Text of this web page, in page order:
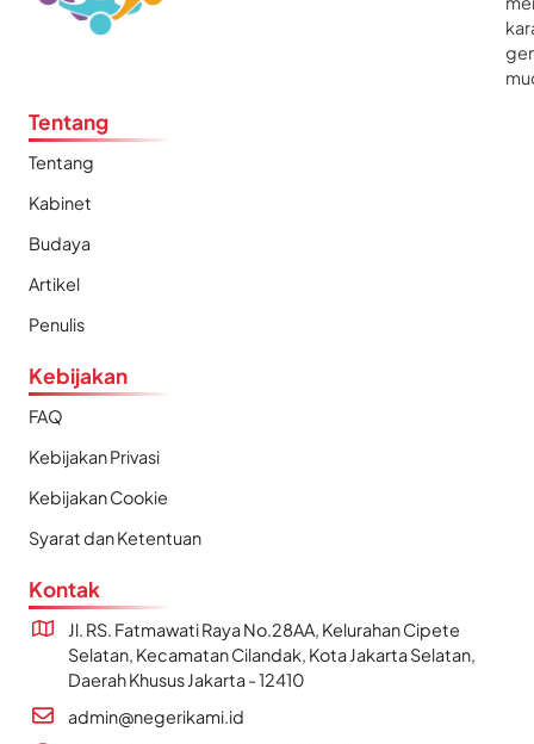
Tentang
Tentang
Kabinet
Budaya
Artikel
Penulis
Kebijakan
FAQ
Kebijakan Privasi
Kebijakan Cookie
Syarat dan Ketentuan
Kontak
Jl. RS. Fatmawati Raya No.28AA, Kelurahan Cipete
Selatan, Kecamatan Cilandak, Kota Jakarta Selatan,
Daerah Khusus Jakarta - 12410
admin@negerikami.id